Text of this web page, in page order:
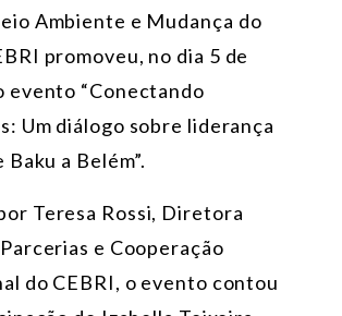
Ambiente e Mudança do
promoveu, no dia 5 de
evento “Conectando
Um diálogo sobre liderança
a Belém”.
Teresa Rossi, Diretora
e Cooperação
do CEBRI, o evento contou